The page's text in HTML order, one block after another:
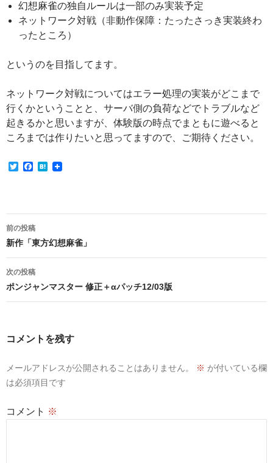
幻想麻雀の独自ルールは一部のみ実装予定
ネットワーク対戦（非動作保障：たったさっき実装終わ
ったところ）
というのを目指してます。
ネットワーク対戦についてはエラー処理の実装がどこまで
行くかということと、サーバ側の負荷などでトラブルなど
起きるかと思いますが、体験版の時点でまともに遊べると
ころまでは作りたいと思ってますので、ご期待ください。
T
e
r
F
o
o
k
H
a
投
稿
ナ
ビ
ョ
前の投稿
新作「東方幻想麻雀」
次の投稿
ポンジャンマスター 修正＋αパッチ12/03版
コメントを残す
メールアドレスが公開されることはありません。 ※ が付いている欄
は必須項目です
コメント ※